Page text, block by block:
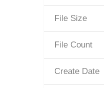
File Size
File Count
Create Date